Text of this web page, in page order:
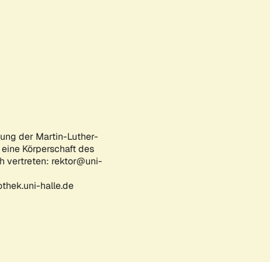
der Martin-Luther-
Körperschaft des
vertreten: rektor@uni-
halle.de